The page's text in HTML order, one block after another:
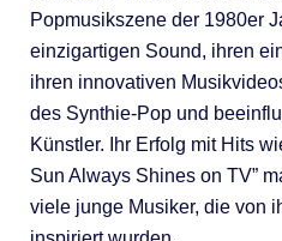
Popmusikszene der 1980er
einzigartigen Sound, ihren
ihren innovativen
des Synthie-Pop und
Künstler. Ihr Erfolg mit Hits
Sun Always Shines on TV”
viele junge Musiker, die von